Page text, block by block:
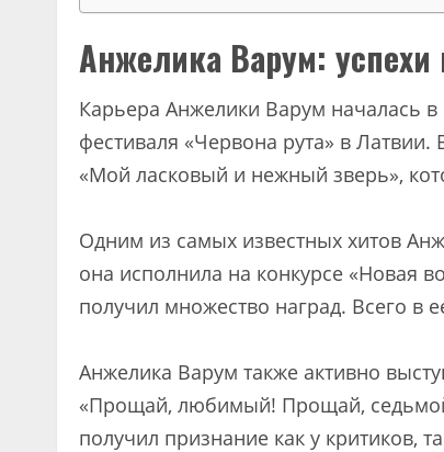
Анжелика Варум:
Карьера Анжелики Варум началась в
фестиваля «Червона рута» в
«Мой ласковый и нежный зверь»,
Одним из самых известных хитов
она исполнила на конкурсе «Новая
получил множество наград. Всего в
Анжелика Варум также активно
«Прощай, любимый! Прощай, седьмой
получил признание как у критиков,